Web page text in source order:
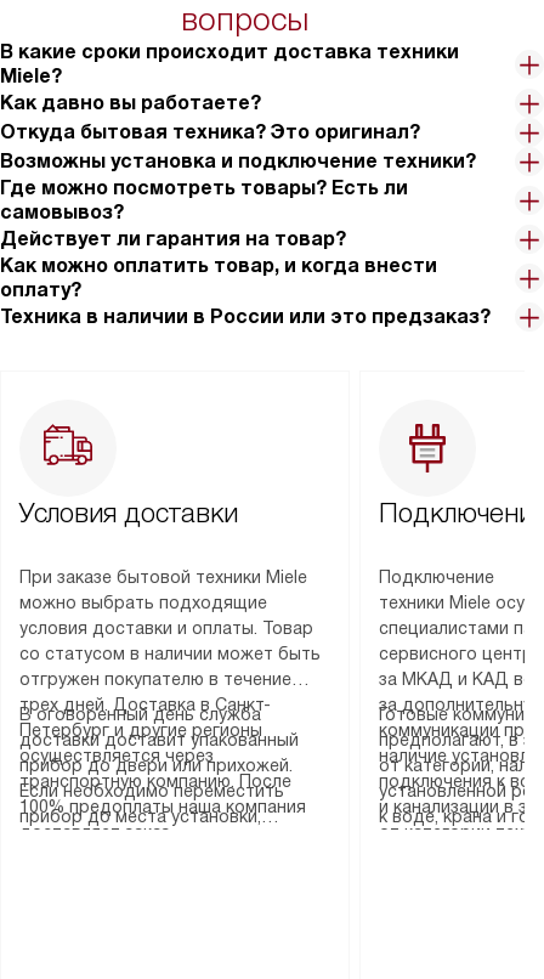
вопросы
В какие сроки происходит доставка техники
Miele?
Как давно вы работаете?
Откуда бытовая техника? Это оригинал?
Возможны установка и подключение техники?
Где можно посмотреть товары? Есть ли
самовывоз?
Действует ли гарантия на товар?
Как можно оплатить товар, и когда внести
оплату?
Техника в наличии в России или это предзаказ?
Условия доставки
При заказе бытовой техники Miele
можно выбрать подходящие
условия доставки и оплаты. Товар
со статусом в наличии может быть
отгружен покупателю в течение
трех дней. Доставка в Санкт-
Петербург и другие регионы
осуществляется через
транспортную компанию. После
100% предоплаты наша компания
доставляет заказ
В оговоренный день служба
доставки доставит упакованный
прибор до двери или прихожей.
Если необходимо переместить
прибор до места установки,
Подключение
техники Miele
специалистами
сервисного
за МКАД и КАД
за
коммуникации
наличие
подключения к
и канализации в
от категории
Готовые
предполагают, в
от категории,
установленной
к воде, крана и